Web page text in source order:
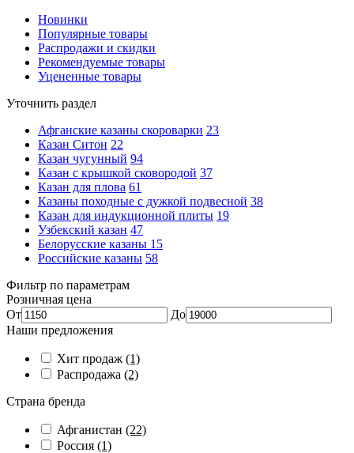
Новинки
Популярные товары
Распродажи и скидки
Рекомендуемые товары
Уцененные товары
Уточнить раздел
Афганские казаны скороварки 23
Казан Ситон 22
Казан чугунный 94
Казан с крышкой сковородой 37
Казан для плова 61
Казаны походные с дужкой подвесной 38
Казан для индукционной плиты 19
Узбекский казан 47
Белорусские казаны 15
Российские казаны 58
Фильтр по параметрам
Розничная цена
От
До
Наши предложения
Хит продаж (1)
Распродажа (2)
Страна бренда
Афганистан (22)
Россия (1)